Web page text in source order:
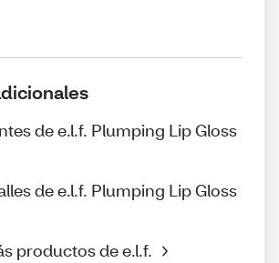
de e.l.f. Plumping Lip Gloss
de e.l.f. Plumping Lip Gloss
productos de e.l.f.